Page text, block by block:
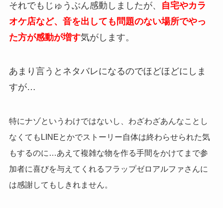
それでもじゅうぶん感動しましたが、
自宅やカラ
オケ店など、音を出しても問題のない場所でやっ
た方が感動が増す気がします。
あまり言うとネタバレになるのでほどほどにしま
すが…
特にナゾというわけではないし、わざわざあんなことし
なくてもLINEとかでストーリー自体は終わらせられた気
もするのに…あえて複雑な物を作る手間をかけてまで参
加者に喜びを与えてくれるフラップゼロアルファさんに
は感謝してもしきれません。